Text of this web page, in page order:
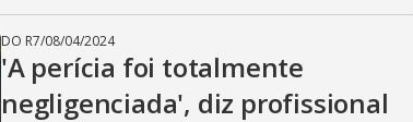
DO R7/08/04/2024
'A perícia foi totalmente
negligenciada', diz profissional